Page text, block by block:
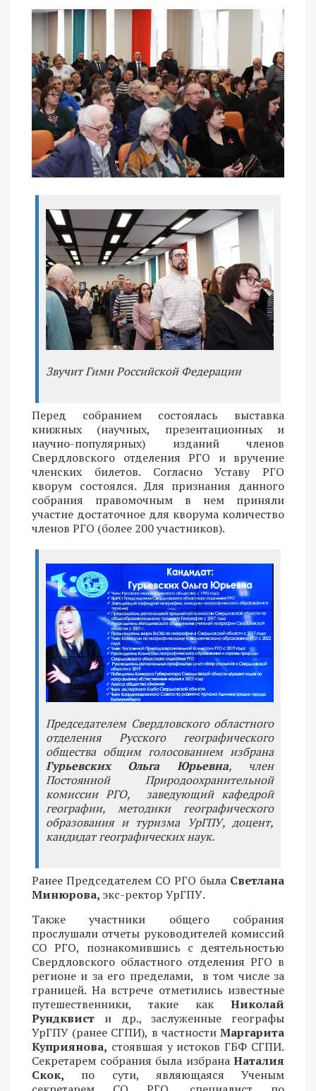
Звучит Гимн Российской Федерации
Перед собранием состоялась выставка
книжных (научных, презентационных и
научно-популярных) изданий членов
Свердловского отделения РГО и вручение
членских билетов. Согласно Уставу РГО
кворум состоялся. Для признания данного
собрания правомочным в нем приняли
участие достаточное для кворума количество
членов РГО (более 200 участников).
Председателем Свердловского областного
отделения Русского географического
общества общим голосованием избрана
Гурьевских Ольга Юрьевна, член
Постоянной Природоохранительной
комиссии РГО, заведующий кафедрой
географии, методики географического
образования и туризма УрГПУ, доцент,
кандидат географических наук.
Ранее Председателем СО РГО была Светлана
Минюрова, экс-ректор УрГПУ.
Также участники общего собрания
прослушали отчеты руководителей комиссий
СО РГО, познакомившись с деятельностью
Свердловского областного отделения РГО в
регионе и за его пределами, в том числе за
границей. На встрече отметились известные
путешественники, такие как Николай
Рундквист и др., заслуженные географы
УрГПУ (ранее СГПИ), в частности Маргарита
Куприянова, стоявшая у истоков ГБФ СГПИ.
Секретарем собрания была избрана Наталия
Скок, по сути, являющаяся Ученым